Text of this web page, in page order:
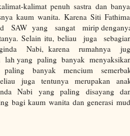
kalimat penuh sastra dan
kaum wanita. Karena Siti
SAW yang sangat mirip
Selain itu, beliau juga
Nabi, karena rumahnya
yang paling banyak
paling banyak mencium
juga tentunya merupakan
Nabi yang paling disayang
bagi kaum wanita dan generasi